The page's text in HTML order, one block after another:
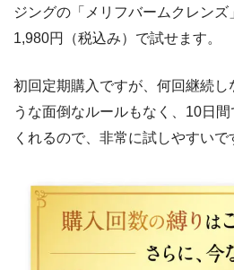
ジングの「メリフバームクレン
1,980円（税込み）で試せます。
初回定期購入ですが、何回継続し
うな面倒なルールもなく、10日
くれるので、非常に試しやすいで